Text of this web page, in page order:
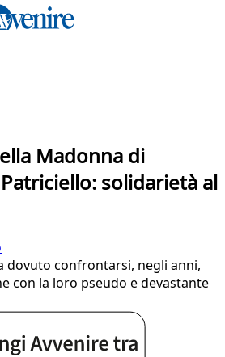
Madonna di
solidarietà al
dovuto confrontarsi, negli anni,
con la loro pseudo e devastante